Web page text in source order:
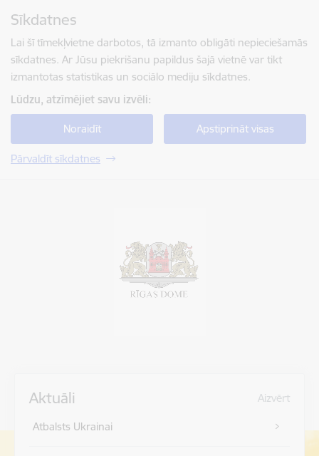
Sīkdatnes
Lai šī tīmekļvietne darbotos, tā izmanto obligāti nepieciešamās
sīkdatnes. Ar Jūsu piekrišanu papildus šajā vietnē var tikt
izmantotas statistikas un sociālo mediju sīkdatnes.
Lūdzu, atzīmējiet savu izvēli:
Noraidīt Apstiprināt visas
Pārvaldīt sīkdatnes
Aktuāli Aizvērt
Atbalsts Ukrainai